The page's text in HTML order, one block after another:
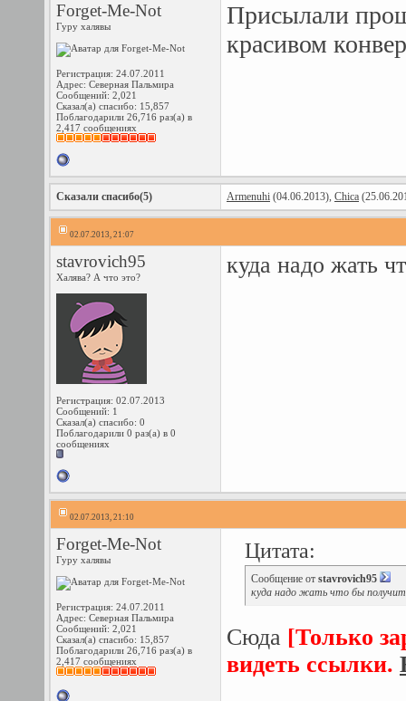
Forget-Me-Nоt
Гуру халявы
Регистрация: 24.07.2011
Адрес: Северная Пальмира
Сообщений: 2,021
Сказал(а) спасибо: 15,857
Поблагодарили 26,716 раз(а) в
2,417 сообщениях
Присылали
красивом
Сказали спасибо(5) Armenuhi (04.06.2013), Chica
02.07.2013, 21:07
stavrovich95
Халява? А что это?
Регистрация: 02.07.2013
Сообщений: 1
Сказал(а) спасибо: 0
Поблагодарили 0 раз(а) в 0
сообщениях
куда надо жать
02.07.2013, 21:10
Forget-Me-Nоt
Гуру халявы
Регистрация: 24.07.2011
Адрес: Северная Пальмира
Сообщений: 2,021
Сказал(а) спасибо: 15,857
Поблагодарили 26,716 раз(а) в
2,417 сообщениях
Цитата:
Сообщение от stavrovich95
куда надо жать что бы
Сюда [Только
видеть ссылки.